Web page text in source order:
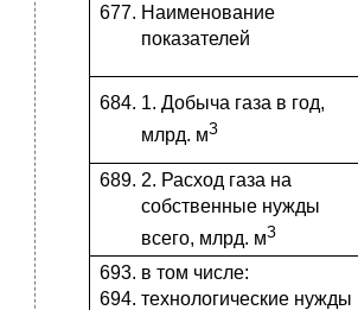
Наименование
показателей
1. Добыча газа в год,
млрд. мЗ
2. Расход газа на
собственные нужды
всего, млрд. мЗ
в том числе:
технологические нужды